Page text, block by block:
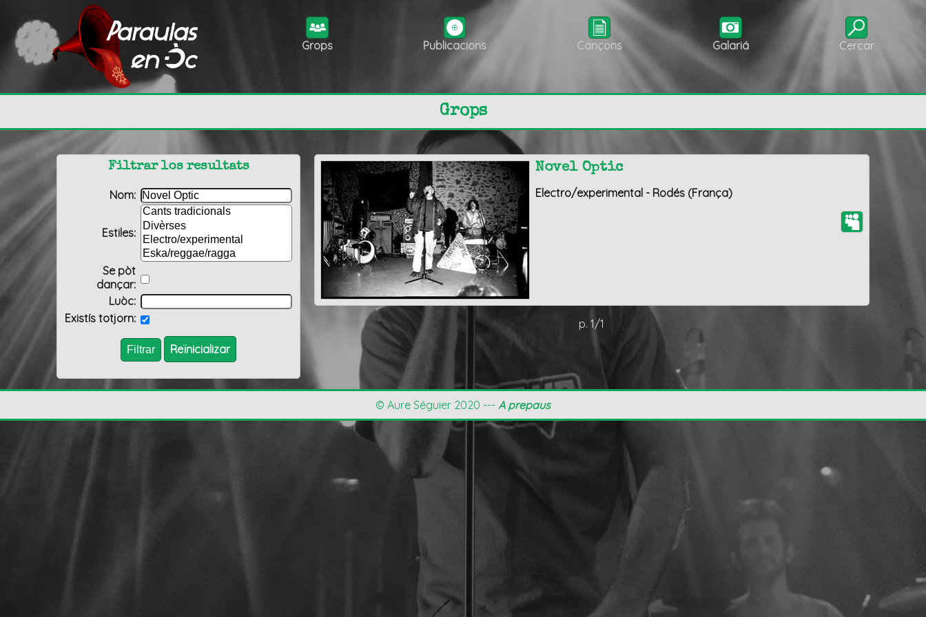
Grops Publicacions Cançons Galariá Cercar
Grops
Novel Optic
Electro/experimental - Rodés (França)
p. 1/1
Filtrar los resultats
Nom:
Estiles:
Se pòt
dançar:
Luòc:
Existís totjorn:
Reïnicializar
© Aure Séguier 2020 --- A prepaus